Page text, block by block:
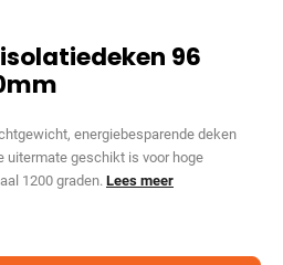
96
energiebesparende deken
uitermate geschikt is voor hoge
1200 graden. Lees meer